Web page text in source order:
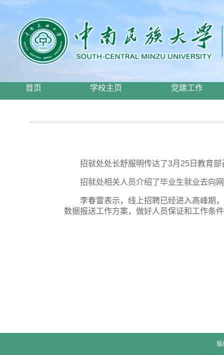
首页 学校主页 党建工作
招就处处长舒服明传达了3月25日教育
招就处相关人员介绍了毕业生就业去向
李春雷表示，线上招聘已经进入高峰期
数据报送工作方案，做好人员保证和工作条
版